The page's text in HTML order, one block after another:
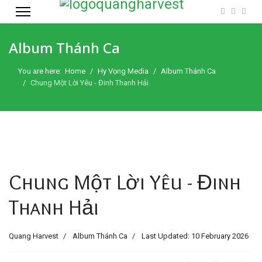
Album Thánh Ca
You are here: Home Hy Vọng Media
Album Thánh Ca
Chung Một Lời Yêu - Đinh Thanh Hải
Chung Một Lời Yêu - Đinh
Thanh Hải
Quang Harvest Album Thánh Ca Last Updated: 10 February 2026